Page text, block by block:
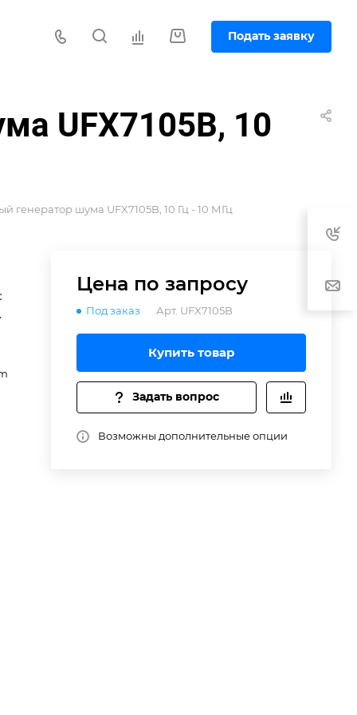
Подать заявку
UFX7105B, 10
генератор шума UFX7105B, 10 Гц - 10 МГц
Цена по запросу
Под заказ Арт. UFX7105B
Купить товар
Задать вопрос
Возможны дополнительные опции